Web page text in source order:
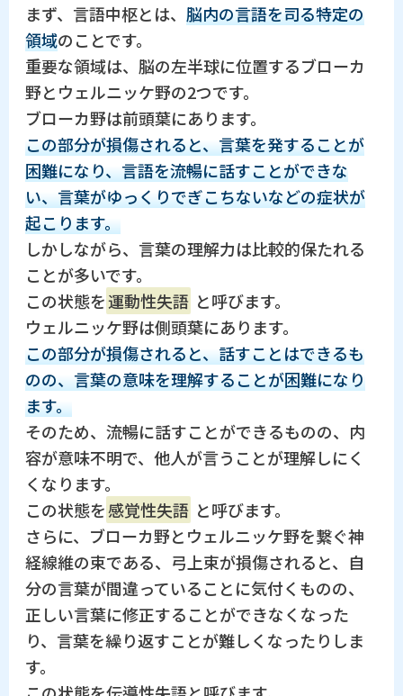
まず、言語中枢とは、 脳内の言語を司る特定の
領域のことです。
重要な領域は、脳の左半球に位置するブローカ
野とウェルニッケ野の2つです。
ブローカ野は前頭葉にあります。
この部分が損傷されると、言葉を発することが
困難になり、言語を流暢に話すことができな
い、言葉がゆっくりでぎこちないなどの症状が
起こります。
しかしながら、言葉の理解力は比較的保たれる
ことが多いです。
この状態を運動性失語 と呼びます。
ウェルニッケ野は側頭葉にあります。
この部分が損傷されると、話すことはできるも
のの、言葉の意味を理解することが困難になり
ます。
そのため、流暢に話すことができるものの、内
容が意味不明で、他人が言うことが理解しにく
くなります。
この状態を感覚性失語 と呼びます。
さらに、ブローカ野とウェルニッケ野を繋ぐ神
経線維の束である、弓上束が損傷されると、自
分の言葉が間違っていることに気付くものの、
正しい言葉に修正することができなくなった
り、言葉を繰り返すことが難しくなったりしま
す。